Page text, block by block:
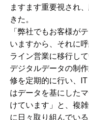
ますます重要視され
きた。
「弊社でもお客様が
いますから、それに
ライン営業に移行し
デジタルデータの制
修を定期的に行い、
はデータを基にした
けています」と、複
に日々取り組んでいる